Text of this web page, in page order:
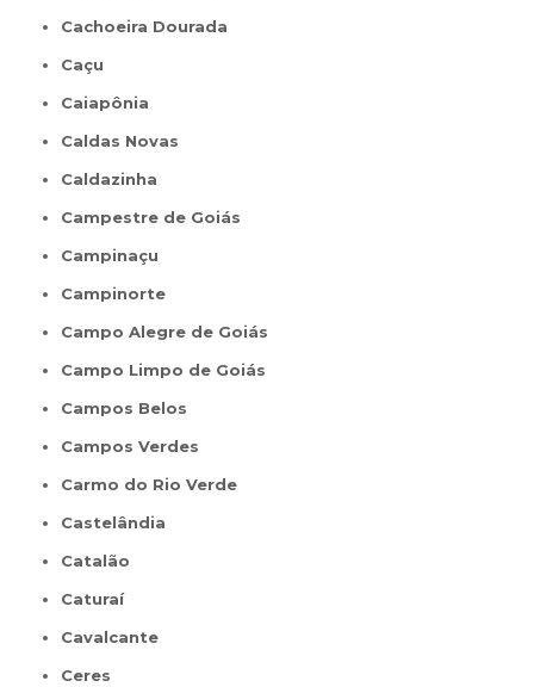
Cachoeira Dourada
Caçu
Caiapônia
Caldas Novas
Caldazinha
Campestre de Goiás
Campinaçu
Campinorte
Campo Alegre de Goiás
Campo Limpo de Goiás
Campos Belos
Campos Verdes
Carmo do Rio Verde
Castelândia
Catalão
Caturaí
Cavalcante
Ceres